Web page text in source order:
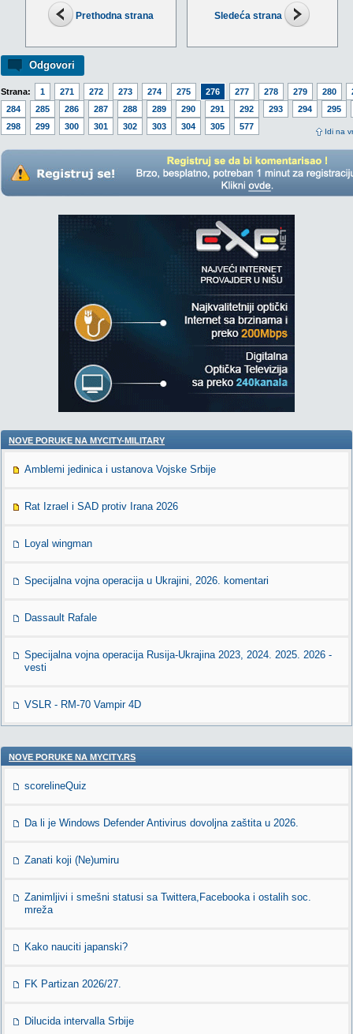
Prethodna strana Sledeća strana
Odgovori
Strana: 1 271 272 273 274 275 276 277 278 279 280
284
285 286 287 288 289 290 291 292 293 294
295
298
299 300 301 302 303 304 305 577
Idi na
NOVE PORUKE NA MYCITY-MILITARY
Amblemi jedinica i ustanova Vojske Srbije
Rat Izrael i SAD protiv Irana 2026
Loyal wingman
Specijalna vojna operacija u Ukrajini, 2026. komentari
Dassault Rafale
Specijalna vojna operacija Rusija-Ukrajina 2023, 2024. 2025. 2026 -
vesti
VSLR - RM-70 Vampir 4D
NOVE PORUKE NA MYCITY.RS
scorelineQuiz
Da li je Windows Defender Antivirus dovoljna zaštita u 2026.
Zanati koji (Ne)umiru
Zanimljivi i smešni statusi sa Twittera,Facebooka i ostalih soc.
mreža
Kako nauciti japanski?
FK Partizan 2026/27.
Dilucida intervalla Srbije